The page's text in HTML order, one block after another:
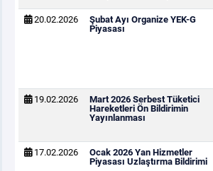
20.02.2026
Şubat Ayı Organize YEK-G
Piyasası
19.02.2026
Mart 2026 Serbest Tüketici
Hareketleri Ön Bildirimin
Yayınlanması
17.02.2026
Ocak 2026 Yan Hizmetler
Piyasası Uzlaştırma Bildirimi